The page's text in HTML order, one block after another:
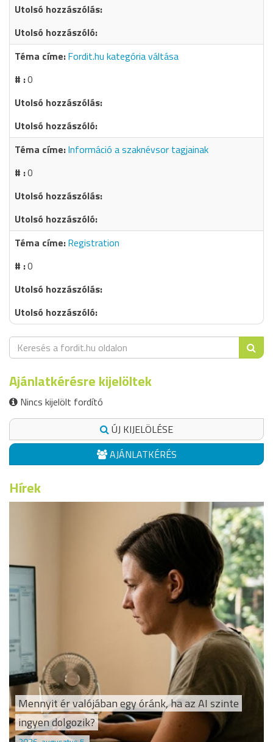
Fordit.hu kategória váltása
0
Információ a szaknévsor tagjainak
0
Registration
0
Ajánlatkérésre kijelöltek
Nincs kijelölt fordító
ÚJ KIJELÖLÉSE
AJÁNLATKÉRÉS
Hírek
Mennyit ér valójában egy óránk, ha az AI szinte
ingyen dolgozik?